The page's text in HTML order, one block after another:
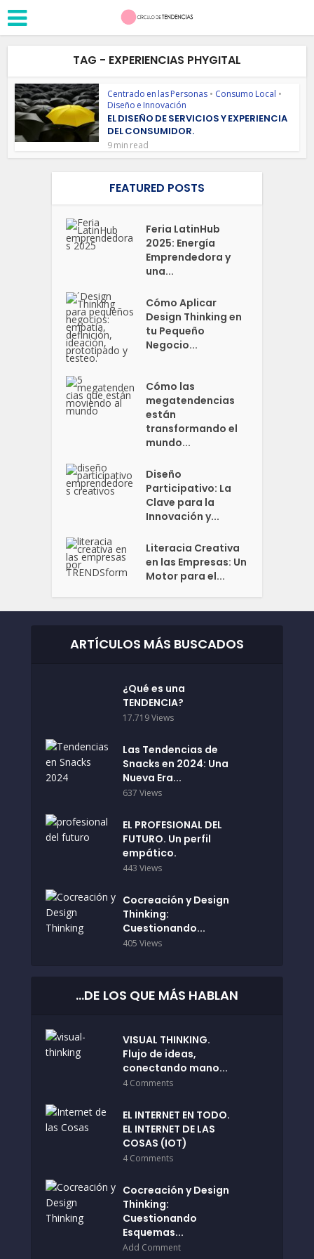
TAG - EXPERIENCIAS PHYGITAL
Centrado en las Personas • Consumo Local •
Diseño e Innovación
EL DISEÑO DE SERVICIOS Y EXPERIENCIA
DEL CONSUMIDOR.
9 min read
FEATURED POSTS
Feria LatinHub
2025: Energía
Emprendedora y
una...
Cómo Aplicar
Design Thinking en
tu Pequeño
Negocio...
Cómo las
megatendencias
están
transformando el
mundo...
Diseño
Participativo: La
Clave para la
Innovación y...
Literacia Creativa
en las Empresas: Un
Motor para el...
ARTÍCULOS MÁS BUSCADOS
¿Qué es una
TENDENCIA?
17.719 Views
Las Tendencias de
Snacks en 2024: Una
Nueva Era...
637 Views
EL PROFESIONAL DEL
FUTURO. Un perfil
empático.
443 Views
Cocreación y Design
Thinking:
Cuestionando...
405 Views
…DE LOS QUE MÁS HABLAN
VISUAL THINKING.
Flujo de ideas,
conectando mano...
4 Comments
EL INTERNET EN TODO.
EL INTERNET DE LAS
COSAS (IOT)
4 Comments
Cocreación y Design
Thinking:
Cuestionando
Esquemas...
Add Comment